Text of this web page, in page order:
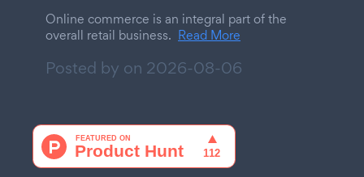
Online commerce is an integral part of the
overall retail business. Read More
Posted by on 2026-08-06